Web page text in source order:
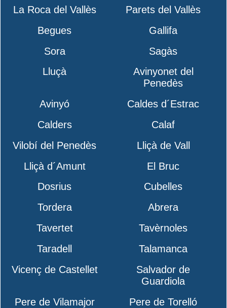
La Roca del Vallès
Parets del Vallès
Begues
Gallifa
Sora
Sagàs
Lluçà
Avinyonet del
Penedès
Avinyó
Caldes d´Estrac
Calders
Calaf
Vilobí del Penedès
Lliçà de Vall
Lliçà d´Amunt
El Bruc
Dosrius
Cubelles
Tordera
Abrera
Tavertet
Tavèrnoles
Taradell
Talamanca
Vicenç de Castellet
Salvador de
Guardiola
Pere de Vilamajor
Pere de Torelló